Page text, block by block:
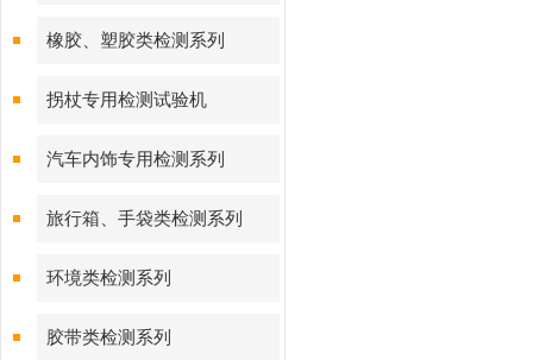
橡胶、塑胶类检测系列
拐杖专用检测试验机
汽车内饰专用检测系列
旅行箱、手袋类检测系列
环境类检测系列
胶带类检测系列